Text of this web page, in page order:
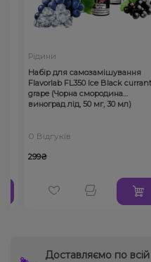
Рідини
Набір для самозамішування
Flavorlab FL350 Ice Black currant
grape (Чорна смородина
виноград лід, 50 мг, 30 мл)
0 Відгуків
299₴
Доставляємо по всій